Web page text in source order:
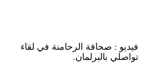
فيديو : صحافة الرحامنة في لقاء
تواصلي بالبرلمان.